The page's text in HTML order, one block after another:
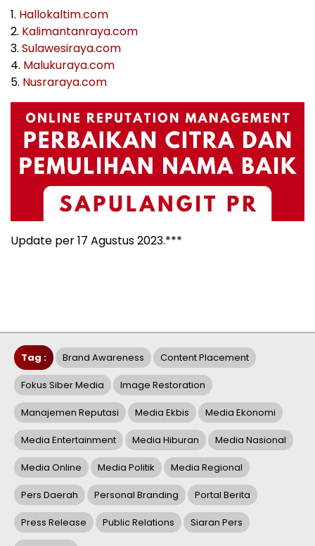
1. Hallokaltim.com
2. Kalimantanraya.com
3. Sulawesiraya.com
4. Malukuraya.com
5. Nusraraya.com
Update per 17 Agustus 2023.***
Tag : Brand Awareness Content Placement
Fokus Siber Media Image Restoration
Manajemen Reputasi Media Ekbis Media Ekonomi
Media Entertainment Media Hiburan Media Nasional
Media Online Media Politik Media Regional
Pers Daerah Personal Branding Portal Berita
Press Release Public Relations Siaran Pers